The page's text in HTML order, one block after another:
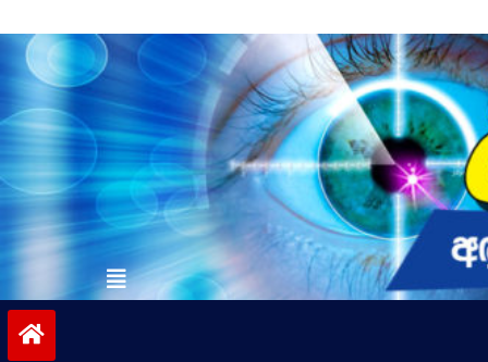
to
contentvinivida.lk